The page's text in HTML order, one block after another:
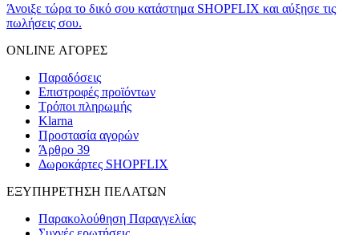
Άνοιξε τώρα το δικό σου κατάστημα SHOPFLIX και αύξησε τις
πωλήσεις σου.
ONLINE ΑΓΟΡΕΣ
Παραδόσεις
Επιστροφές προϊόντων
Τρόποι πληρωμής
Klarna
Προστασία αγορών
Άρθρο 39
Δωροκάρτες SHOPFLIX
ΕΞΥΠΗΡΕΤΗΣΗ ΠΕΛΑΤΩΝ
Παρακολούθηση Παραγγελίας